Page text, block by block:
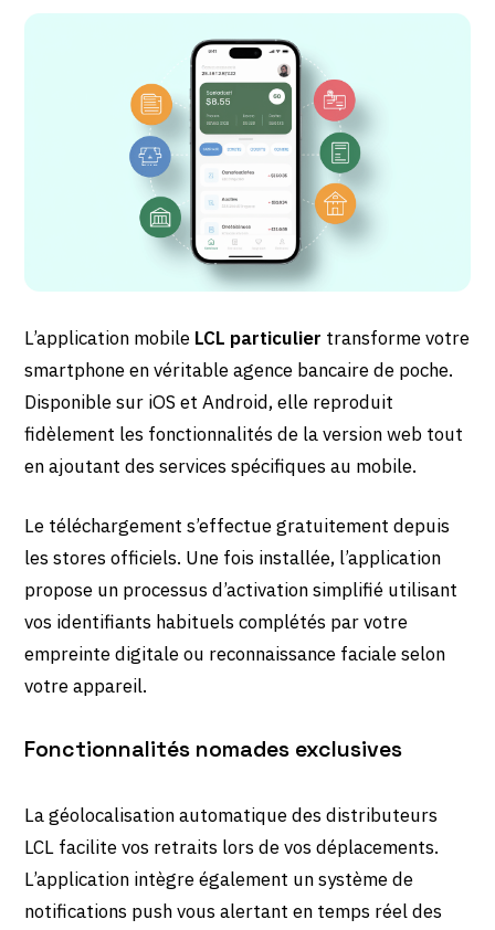
L’application mobile LCL particulier transforme votre
smartphone en véritable agence bancaire de poche.
Disponible sur iOS et Android, elle reproduit
fidèlement les fonctionnalités de la version web tout
en ajoutant des services spécifiques au mobile.
Le téléchargement s’effectue gratuitement depuis
les stores officiels. Une fois installée, l’application
propose un processus d’activation simplifié utilisant
vos identifiants habituels complétés par votre
empreinte digitale ou reconnaissance faciale selon
votre appareil.
Fonctionnalités nomades exclusives
La géolocalisation automatique des distributeurs
LCL facilite vos retraits lors de vos déplacements.
L’application intègre également un système de
notifications push vous alertant en temps réel des